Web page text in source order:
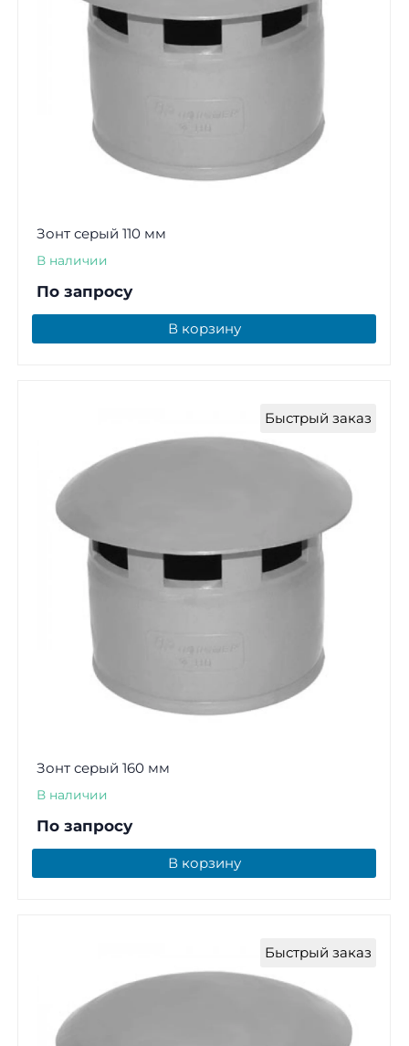
Зонт серый 110 мм
В наличии
По запросу
В корзину
Быстрый заказ
Зонт серый 160 мм
В наличии
По запросу
В корзину
Быстрый заказ